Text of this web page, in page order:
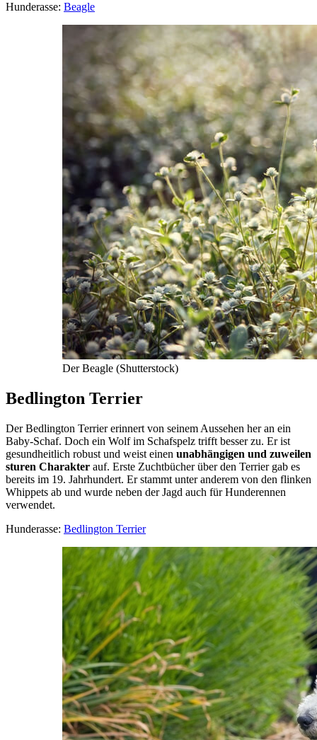
Hunderasse: Beagle
Der Beagle (Shutterstock)
Bedlington Terrier
Der Bedlington Terrier erinnert von seinem Aussehen her an ein
Baby-Schaf. Doch ein Wolf im Schafspelz trifft besser zu. Er ist
gesundheitlich robust und weist einen unabhängigen und zuweilen
sturen Charakter auf. Erste Zuchtbücher über den Terrier gab es
bereits im 19. Jahrhundert. Er stammt unter anderem von den flinken
Whippets ab und wurde neben der Jagd auch für Hunderennen
verwendet.
Hunderasse: Bedlington Terrier